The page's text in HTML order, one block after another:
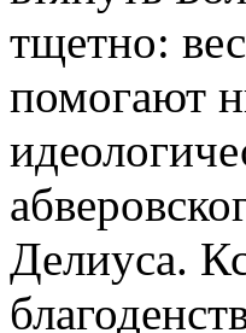
тщетно:
помогают
Делиуса.